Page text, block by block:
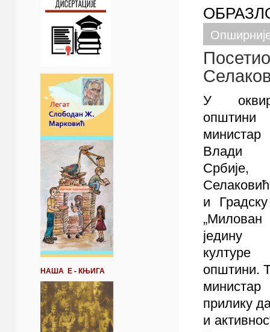
НАША Е - КЊИГА
У
Влади
и
једину
општини.
прилику
и